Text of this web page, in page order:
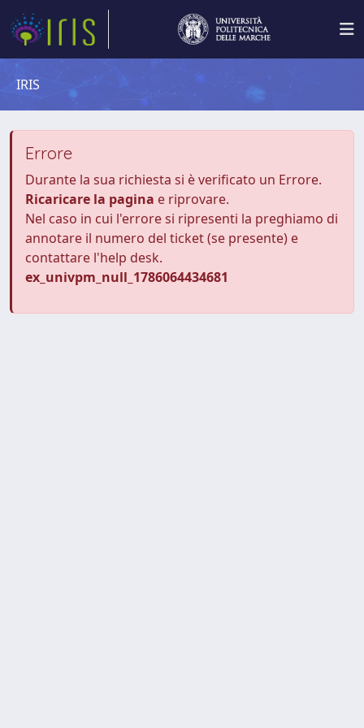
IRIS
Errore
Durante la sua richiesta si è verificato un Errore.
Ricaricare la pagina e riprovare.
Nel caso in cui l'errore si ripresenti la preghiamo di
annotare il numero del ticket (se presente) e
contattare l'help desk.
ex_univpm_null_1786064434681